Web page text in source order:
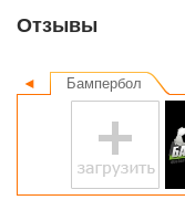
Отзывы
◄ Бампербол